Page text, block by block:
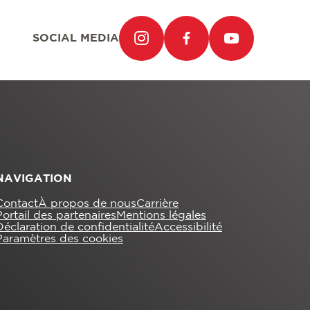
SOCIAL MEDIA
À propos de nousCarrière
des partenaires Mentions légales
de confidentialitéAccessibilité
des cookies